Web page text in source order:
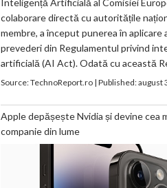
Inteligență Artificială al Comisiei
colaborare directă cu autoritățile
membre, a început punerea în aplicare
prevederi din Regulamentul privind
artificială (AI Act). Odată cu această
Source:TechnoReport.ro| Published:august
Apple depășește Nvidia și devine cea
companie din lume